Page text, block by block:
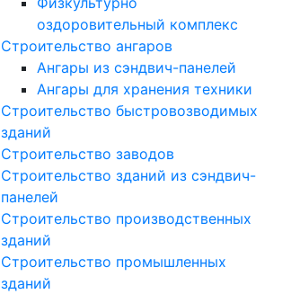
оздоровительный комплекс
Строительство ангаров
Ангары из сэндвич-панелей
Ангары для хранения техники
Строительство быстровозводимых
зданий
Строительство заводов
Строительство зданий из сэндвич-
панелей
Строительство производственных
зданий
Строительство промышленных
зданий